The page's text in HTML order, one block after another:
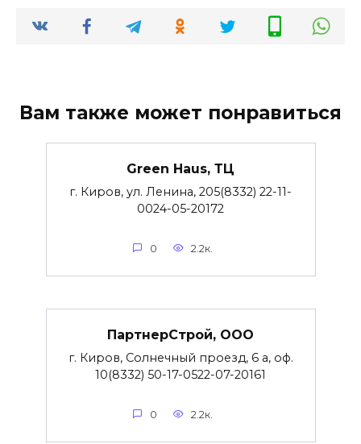
Вам также может понравиться
Green Haus, ТЦ
г. Киров, ул. Ленина, 205(8332) 22-11-
0024-05-20172
0 2.2к.
ПартнерСтрой, ООО
г. Киров, Солнечный проезд, 6 а, оф.
10(8332) 50-17-0522-07-20161
0 2.2к.